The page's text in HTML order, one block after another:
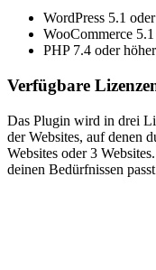
WordPress 5.1
WooCommerce
PHP 7.4 oder höher
Verfügbare
Das Plugin wird in drei
der Websites, auf denen
Websites oder 3
deinen Bedürfnissen